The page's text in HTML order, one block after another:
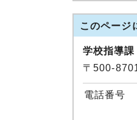
このページ
学校指導課
〒500-
電話番号